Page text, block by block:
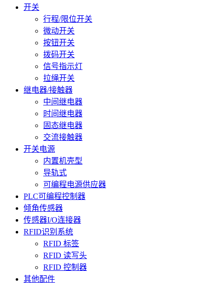
开关
行程/限位开关
微动开关
按钮开关
拨码开关
信号指示灯
拉绳开关
继电器/接触器
中间继电器
时间继电器
固态继电器
交流接触器
开关电源
内置机壳型
导轨式
可编程电源供应器
PLC可编程控制器
倾角传感器
传感器I/O连接器
RFID识别系统
RFID 标签
RFID 读写头
RFID 控制器
其他配件